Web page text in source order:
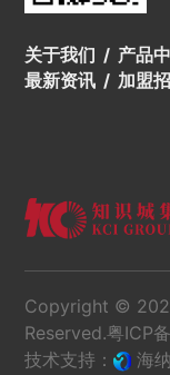
关于我们 产品
最新资讯
加盟
Copyright ©
Reserved.粤ICP
技术支持：
海